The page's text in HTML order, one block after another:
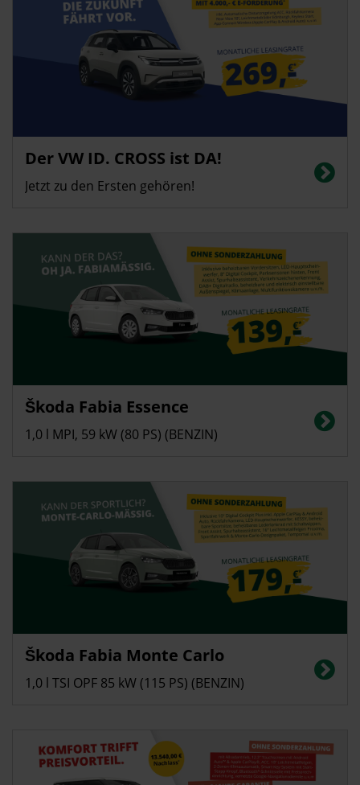
Energieverbrauch in kWh/100 km (kombiniert): 14,4 | CO2-Emissionen
(kombiniert): 0 g/km | CO2-Klasse: A | Elektrische Reichweite: 426 km
Der VW ID. CROSS ist DA!
Jetzt zu den Ersten gehören!
Energieverbrauch in l/100 km (kombiniert): 5,1; CO2-Emissionen
(kombiniert): 116 g/km, CO2-Klasse: D
Škoda Fabia Essence
1,0 l MPI, 59 kW (80 PS) (BENZIN)
Energieverbrauch in l/100 km (kombiniert): 5,4; CO2-Emissionen
(kombiniert): 123 g/km, CO2-Klasse: D
Škoda Fabia Monte Carlo
1,0 l TSI OPF 85 kW (115 PS) (BENZIN)